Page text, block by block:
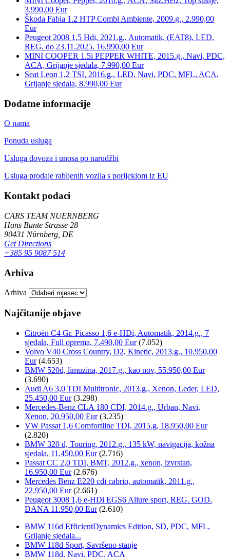
3.990,00 Eur
Škoda Fabia 1.2 HTP Combi Ambiente, 2009.g., 2.990,00
Eur
Peugeot 2008 1,5 Hdi, 2021.g., Automatik, (EAT8), LED,
REG. do 23.11.2025. 16.990,00 Eur
MINI COOPER 1.5i PEPPER WHITE, 2015.g., Navi, PDC,
ACA, Grijanje sjedala, 7.990,00 Eur
Seat Leon 1,2 TSI, 2016.g., LED, Navi, PDC, MFL, ACA,
Grijanje sjedala, 8.990,00 Eur
Dodatne informacije
O nama
Ponuda usluga
Usluga dovoza i unosa po narudžbi
Usluga prodaje rabljenih vozila s porijeklom iz EU
Kontakt podaci
CARS TEAM NUERNBERG
Hans Bunte Strasse 28
90431 Nürnberg, DE
Get Directions
+385 95 9087 514
Arhiva
Arhiva
Najčitanije objave
Citroën C4 Gr. Picasso 1,6 e-HDi, Automatik, 2014.g., 7
sjedala, Full oprema, 7.490,00 Eur (7.052)
Volvo V40 Cross Country, D2, Kinetic, 2013.g., 10.950,00
Eur (4.653)
BMW 520d, limuzina, 2017.g., kao nov, 55.950,00 Eur
(3.690)
Audi A6 3,0 TDI Multitronic, 2013.g., Xenon, Leder, LED,
25.450,00 Eur (3.298)
Mercedes-Benz CLA 180 CDI, 2014.g., Urban, Navi,
Xenon, 20.950,00 Eur (3.235)
VW Passat 1,6 Comfortline TDI, 2015.g, 18.950,00 Eur
(2.820)
BMW 320 d, Touring, 2012.g., 135 kW, navigacija, kožna
sjedala, 11.450,00 Eur (2.716)
Passat CC 2,0 TDI, BMT, 2012.g., xenon, izvrstan,
16.950,00 Eur (2.676)
Mercedes Benz E220 cdi cabrio, automatik, 2011.g.,
22.950,00 Eur (2.661)
Peugeot 3008 1,6 e-HDi EGS6 Allure sport, REG. GOD.
DANA 11.950,00 Eur (2.610)
BMW 116d EfficientDynamics Edition, SD, PDC, MFL,
Grijanje sjedala...
BMW 118d Sport, Savršeno stanje
BMW 118d, Navi, PDC, ACA